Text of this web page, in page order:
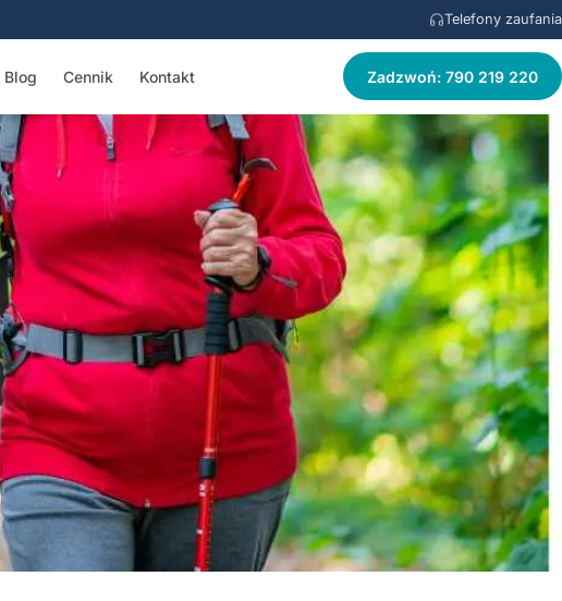
Telefony zaufania
Blog Cennik Kontakt Zadzwoń: 790 219 220